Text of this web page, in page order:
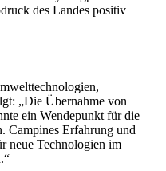
des Landes positiv
„Die Übernahme von
ein Wendepunkt für die
Campines Erfahrung und
neue Technologien im